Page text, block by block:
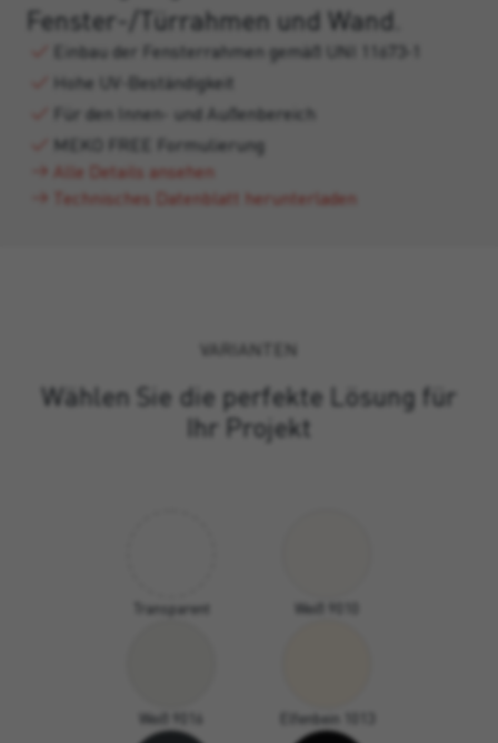
Fenster-/Türrahmen und Wand.
Einbau der Fensterrahmen gemäß UNI 11673-1
Hohe UV-Beständigkeit
Für den Innen- und Außenbereich
MEKO FREE Formulierung
Alle Details ansehen
Technisches Datenblatt herunterladen
VARIANTEN
Wählen Sie die perfekte Lösung für
Ihr Projekt
Transparent Weiß 9010
Weiß 9016 Elfenbein 1013